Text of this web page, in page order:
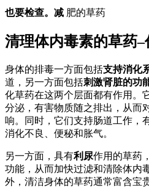
也要检查。减 肥的草药
清理体内毒素的草药–
身体的排毒一方面包括支持消化
道，另一方面包括刺激肾脏的功
化草药在这两个层面都有作用。
分泌，有害物质随之排出，从而
响。同时，它们支持肠道工作，
消化不良、便秘和胀气。
另一方面，具有利尿作用的草药
功能，从而加快过滤和清除体内
外，清洁身体的草药通常富含宝